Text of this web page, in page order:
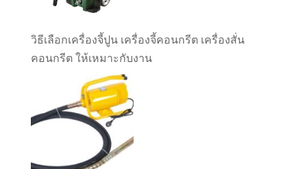
วิธีเลือกเครื่องจี้ปูน เครื่องจี้คอนกรีต เครื่องสั่น
คอนกรีต ให้เหมาะกับงาน